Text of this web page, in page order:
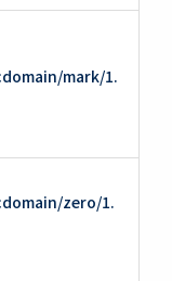
mark/1.
zero/1.